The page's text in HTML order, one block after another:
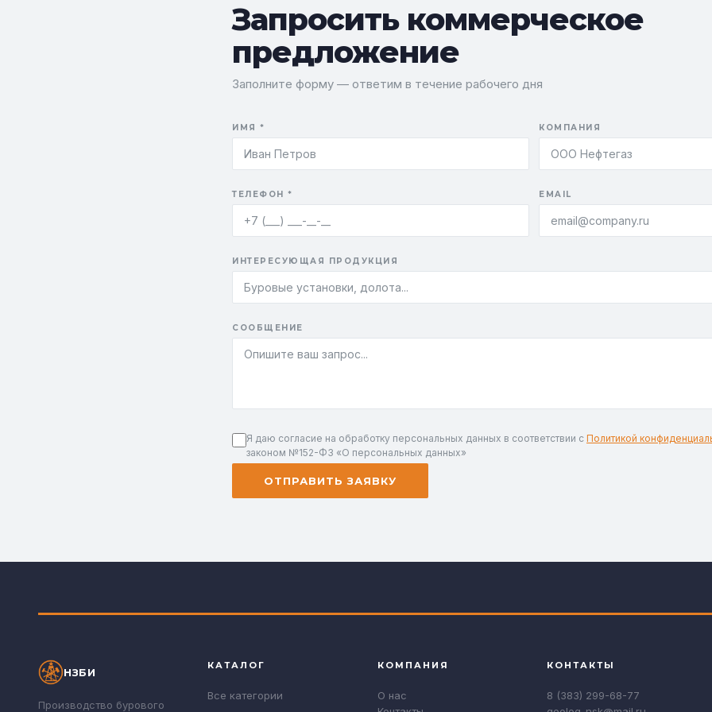
Запросить коммерческое
предложение
Заполните форму — ответим в течение рабочего дня
ИМЯ * КОМПАНИЯ
ТЕЛЕФОН * EMAIL
ИНТЕРЕСУЮЩАЯ ПРОДУКЦИЯ
СООБЩЕНИЕ
Я даю согласие на обработку персональных данных в соответствии с Политикой
законом №152-ФЗ «О персональных данных»
ОТПРАВИТЬ ЗАЯВКУ
НЗБИ
Производство бурового
КАТАЛОГ
Все категории
КОМПАНИЯ
О нас
КОНТАКТЫ
8 (383) 299-68-77